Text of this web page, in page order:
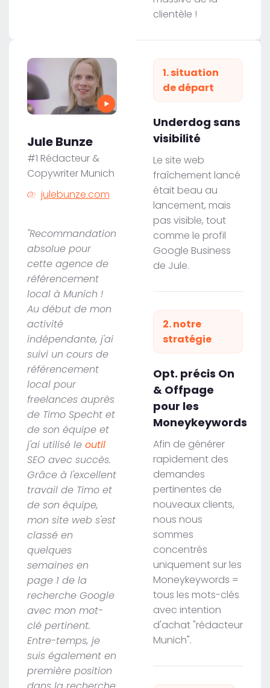
clientèle !
Jule Bunze
#1 Rédacteur &
Copywriter Munich
julebunze.com
"Recommandation
absolue pour
cette agence de
référencement
local à Munich !
Au début de mon
activité
indépendante, j'ai
suivi un cours de
référencement
local pour
freelances auprès
de Timo Specht et
de son équipe et
j'ai utilisé le outil
SEO avec succès.
Grâce à l'excellent
travail de Timo et
de son équipe,
mon site web s'est
classé en
quelques
semaines en
page 1 de la
recherche Google
avec mon mot-
clé pertinent.
Entre-temps, je
suis également en
première position
1. situation
de départ
Underdog sans
visibilité
Le site web
fraîchement lancé
était beau au
lancement, mais
pas visible, tout
comme le profil
Google Business
de Jule.
2. notre
stratégie
Opt. précis On
& Offpage
pour les
Moneykeywords
Afin de générer
rapidement des
demandes
pertinentes de
nouveaux clients,
nous nous
sommes
concentrés
uniquement sur les
Moneykeywords =
tous les mots-clés
avec intention
d'achat "rédacteur
Munich".